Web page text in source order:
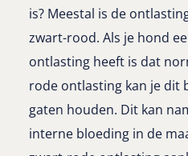
is? Meestal is de
zwart-rood. Als je hond
ontlasting heeft is dat
rode ontlasting kan je dit
gaten houden. Dit kan
interne bloeding in de